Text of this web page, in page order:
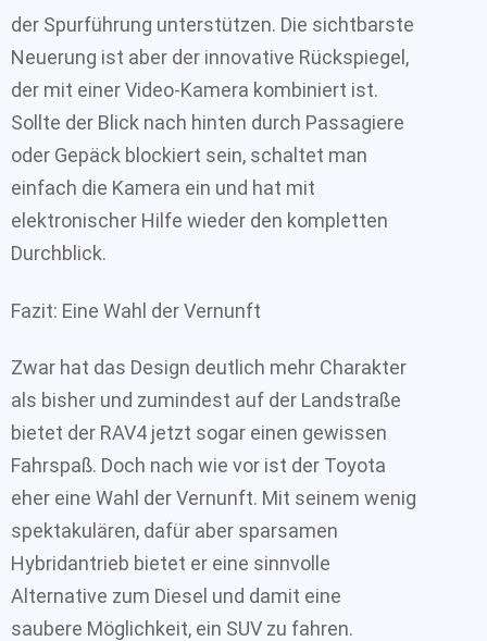
der Spurführung unterstützen. Die sichtbarste
Neuerung ist aber der innovative Rückspiegel,
der mit einer Video-Kamera kombiniert ist.
Sollte der Blick nach hinten durch Passagiere
oder Gepäck blockiert sein, schaltet man
einfach die Kamera ein und hat mit
elektronischer Hilfe wieder den kompletten
Durchblick.
Fazit: Eine Wahl der Vernunft
Zwar hat das Design deutlich mehr Charakter
als bisher und zumindest auf der Landstraße
bietet der RAV4 jetzt sogar einen gewissen
Fahrspaß. Doch nach wie vor ist der Toyota
eher eine Wahl der Vernunft. Mit seinem wenig
spektakulären, dafür aber sparsamen
Hybridantrieb bietet er eine sinnvolle
Alternative zum Diesel und damit eine
saubere Möglichkeit, ein SUV zu fahren.